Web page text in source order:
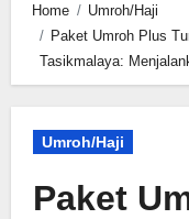
Home
Umroh/Haji
Paket Umroh Plus
Tasikmalaya:
Umroh/Haji
Paket